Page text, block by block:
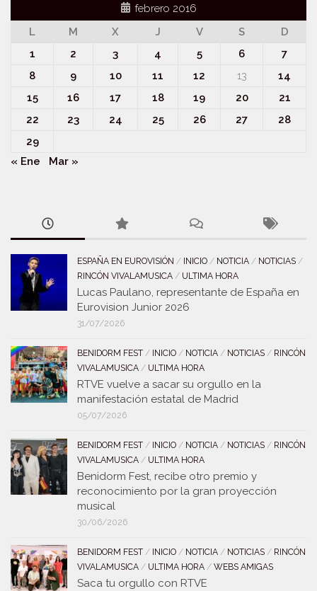
febrero 2016
L
M X J V S
D
1
2 3 4 5 6
7
8
9 10 11 12 13
14
15
16 17 18 19 20
21
22
23 24 25 26 27
28
29
« Ene
Mar »
ESPAÑA EN EUROVISIÓN / INICIO / NOTICIA / NOTICIAS /
RINCÓN VIVALAMUSICA / ULTIMA HORA
Lucas Paulano, representante de España en
Eurovision Junior 2026
31/07/2026
BENIDORM FEST / INICIO / NOTICIA / NOTICIAS / RINCÓN
VIVALAMUSICA / ULTIMA HORA
RTVE vuelve a sacar su orgullo en la
manifestación estatal de Madrid
05/07/2026
BENIDORM FEST / INICIO / NOTICIA / NOTICIAS / RINCÓN
VIVALAMUSICA / ULTIMA HORA
Benidorm Fest, recibe otro premio y
reconocimiento por la gran proyección
musical
30/06/2026
BENIDORM FEST / INICIO / NOTICIA / NOTICIAS / RINCÓN
VIVALAMUSICA / ULTIMA HORA / WEBS AMIGAS
Saca tu orgullo con RTVE